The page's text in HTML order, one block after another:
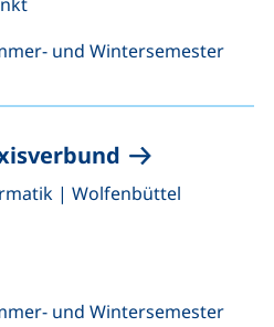
und Wintersemester
| Wolfenbüttel
und Wintersemester